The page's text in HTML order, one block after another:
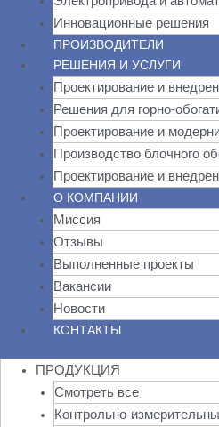
Инновационные решения
ПРОИЗВОДИТЕЛИ
РЕШЕНИЯ И УСЛУГИ
Проектирование и
Решения для горно-
Проектирование и
Производство блочного
Проектирование и
О КОМПАНИИ
Миссия
Отзывы
Выполненные проекты
Вакансии
Новости
КОНТАКТЫ
ПРОДУКЦИЯ
Смотреть все
Контрольно-